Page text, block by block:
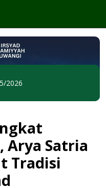
2026
Arya Satria
Tradisi